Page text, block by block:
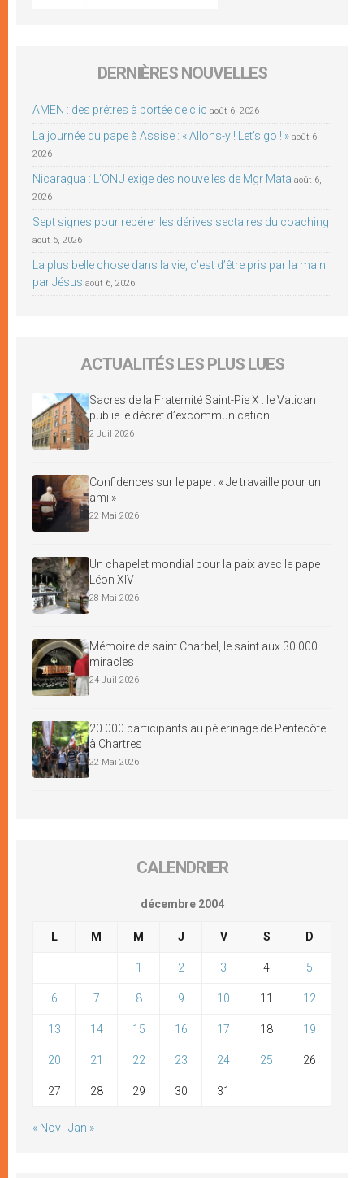
DERNIÈRES NOUVELLES
AMEN : des prêtres à portée de clic août 6, 2026
La journée du pape à Assise : « Allons-y ! Let’s go ! » août 6,
2026
Nicaragua : L’ONU exige des nouvelles de Mgr Mata août 6,
2026
Sept signes pour repérer les dérives sectaires du coaching
août 6, 2026
La plus belle chose dans la vie, c’est d’être pris par la main
par Jésus août 6, 2026
ACTUALITÉS LES PLUS LUES
Sacres de la Fraternité Saint-Pie X : le Vatican
publie le décret d’excommunication
2 Juil 2026
Confidences sur le pape : « Je travaille pour un
ami »
22 Mai 2026
Un chapelet mondial pour la paix avec le pape
Léon XIV
28 Mai 2026
Mémoire de saint Charbel, le saint aux 30 000
miracles
24 Juil 2026
20 000 participants au pèlerinage de Pentecôte
à Chartres
22 Mai 2026
CALENDRIER
décembre 2004
L M M J V S D
1 2 3 4 5
6 7 8 9 10 11 12
13 14 15 16 17 18 19
20 21 22 23 24 25 26
27 28 29 30 31
« Nov Jan »